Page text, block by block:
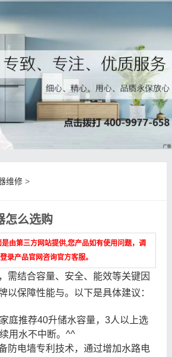
维修>
怎么选购
由第三方网站提供,您产品如有使用问题，调
录产品官网咨询官方客服。
需结合容量、安全、能效等关键因
以保障性能与。以下是具体建议：
庭推荐40升储水容量，3人以上选
用水不中断。^^
防电墙专利技术，通过增加水路电